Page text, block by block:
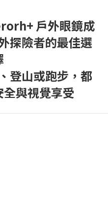
戶外眼鏡成
探險者的最佳選
登山或跑步，都
與視覺享受